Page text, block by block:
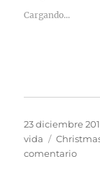
Cargando...
Publicado
el
23 diciembre
vida
Etiquetas
comentarioen